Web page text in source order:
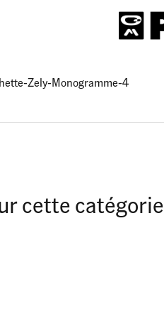
Zely-Monogramme-4
cette catégorie